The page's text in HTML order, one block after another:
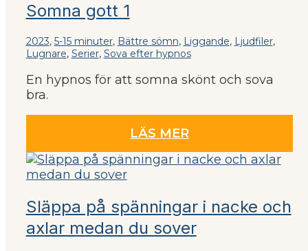
Somna gott 1
2023, 5-15 minuter, Bättre sömn, Liggande, Ljudfiler,
Lugnare, Serier, Sova efter hypnos
En hypnos för att somna skönt och sova
bra.
LÄS MER
Släppa på spänningar i nacke och
axlar medan du sover